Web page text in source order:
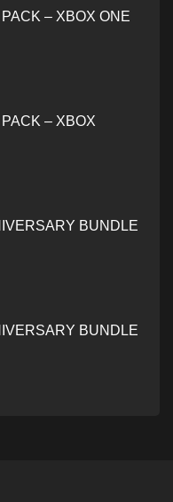
– XBOX ONE
– XBOX
BUNDLE
BUNDLE